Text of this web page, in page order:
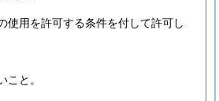
使用を許可する条件を付して許可し
と。